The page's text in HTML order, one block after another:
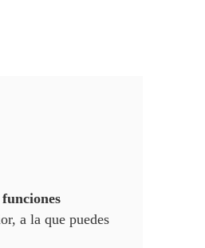
funciones
a la que puedes